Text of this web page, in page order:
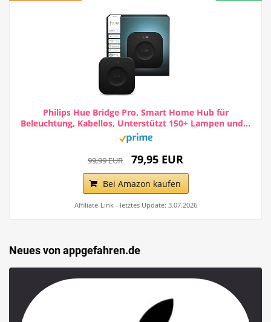
Philips Hue Bridge Pro, Smart Home Hub für
Beleuchtung, Kabellos, Unterstützt 150+ Lampen und...
99,99 EUR 79,95 EUR
Bei Amazon kaufen
Affiliate-Link - letztes Update: 3.07.2026
Neues von appgefahren.de